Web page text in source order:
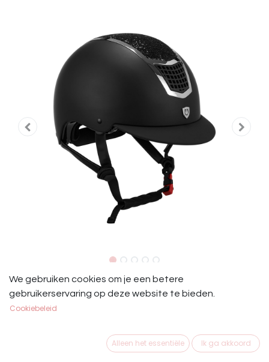
Equestro Cap Eclipse Glitter Top
Black/Silver
We gebruiken cookies om je een betere
gebruikerservaring op deze website te bieden.
Cookiebeleid
Alleen het essentiële Ik ga akkoord